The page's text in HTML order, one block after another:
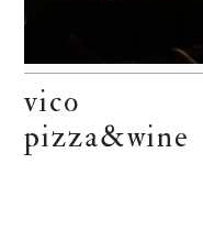
vico
pizza&wine